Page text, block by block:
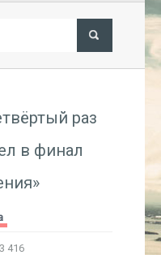
Экономика
раз
в финал
3 416